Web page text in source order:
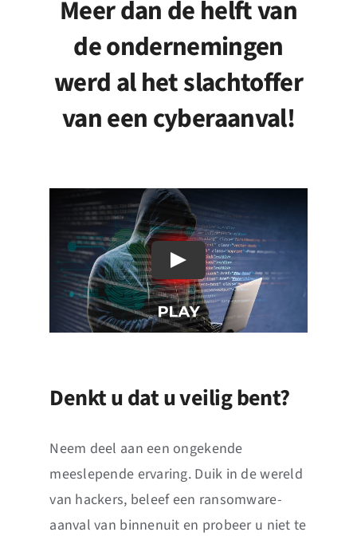
Nieuws
Evenementen
NL
Meer dan de helft van
de ondernemingen
werd al het slachtoffer
van een cyberaanval!
Denkt u dat u veilig bent?
Neem deel aan een ongekende
meeslepende ervaring. Duik in de wereld
van hackers, beleef een ransomware-
aanval van binnenuit en probeer u niet te